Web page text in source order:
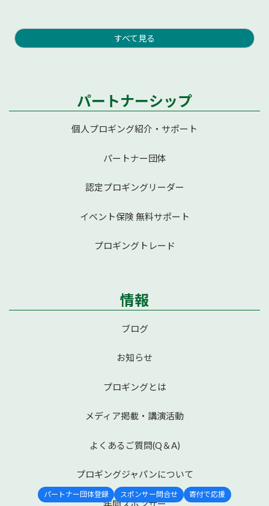
パートナー団体登録 スポンサー問合せ 寄付で応援
すべて見る
パートナーシップ
個人プロギング紹介・サポート
パートナー団体
認定プロギングリーダー
イベント保険 無料サポート
プロギングトレード
情報
ブログ
お知らせ
プロギングとは
メディア掲載・講演活動
よくあるご質問(Q＆A)
プロギングジャパンについて
年間スポンサー